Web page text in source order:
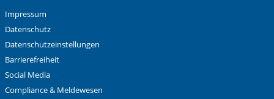
Impressum
Datenschutz
Datenschutzeinstellungen
Barrierefreiheit
Social Media
Compliance & Meldewesen